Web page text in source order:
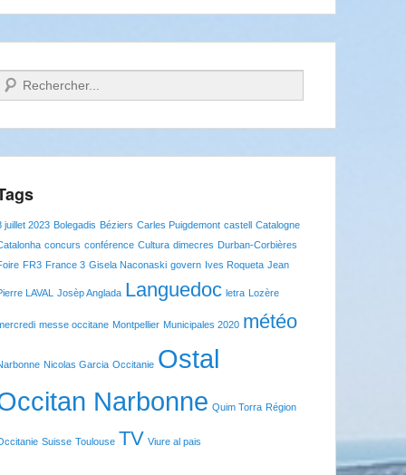
juillet 2023 Bolegadis Béziers Carles Puigdemont castell Catalogne
concurs conférence Cultura dimecres Durban-Corbières
FR3 France 3 Gisela Naconaski govern Ives Roqueta Jean
LAVAL Josèp Anglada Languedoc letra Lozère
messe occitane Montpellier Municipales 2020 météo
Nicolas Garcia Occitanie Ostal
Narbonne Quim Torra Région
Suisse Toulouse TV Viure al pais